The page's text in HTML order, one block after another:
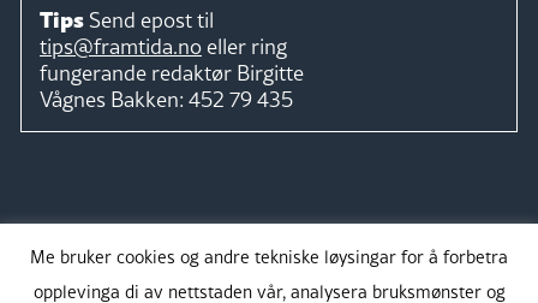
Tips Send epost til
tips@framtida.no eller ring
fungerande redaktør Birgitte
Vågnes Bakken: 452 79 435
Me bruker cookies og andre tekniske løysingar for å forbetra
opplevinga di av nettstaden vår, analysera bruksmønster og